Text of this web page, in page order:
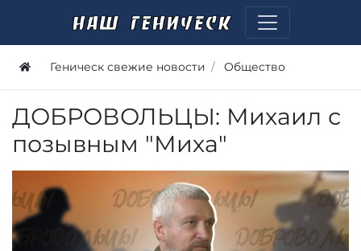
Геническ свежие новости Общество
ДОБРОВОЛЬЦЫ: Михаил с
позывным "Миха"